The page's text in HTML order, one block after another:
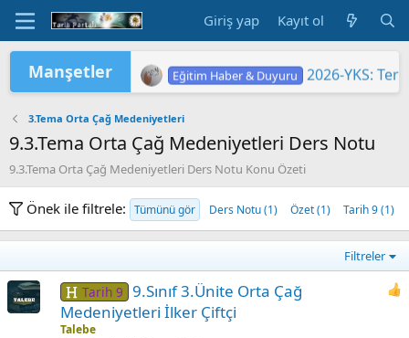
Giriş yap Kayıt ol
Manşetler Eğitim Haber & Duyuru 2026-YKS:
Eğitim Haber & Duyuru
Eğitim Haber & Duyuru
TÜRKİYE YÜZYILI MAARİF
Eğitim Haber & Duyuru
2026 Yükseköğretim Kurumları
Eğitim Haber & Duyuru
Eğitim Haber & Duyuru
2026 HAZİRAN DÖNEMİ MESLEKİ
3.Tema Orta Çağ Medeniyetleri
9.3.Tema Orta Çağ Medeniyetleri Ders Notu
9.3.Tema Orta Çağ Medeniyetleri Ders Notu Konu Özeti
Önek ile filtrele: Tümünü gör Ders Notu (1) Özet (1) Tarih 9 (1)
Filtreler
Tarih 9 9.Sınıf 3.Ünite Orta Çağ
Medeniyetleri İlker Çiftçi
Talebe